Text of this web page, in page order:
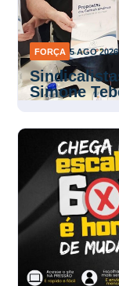
FORÇA 5 AGO 2026
Simone